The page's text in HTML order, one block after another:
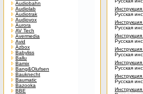
Audiobahn
Audiolab
Audiotrak
Audiovox
Aurora
AV Tech
Avermedia
Avid
Azbox
Babyliss
Ballu
Bamix
Bang&Olufsen
Bauknecht
Baumatic
Bazooka
BBE
Русская
Русская
Русская
Русская
Русская
Русская